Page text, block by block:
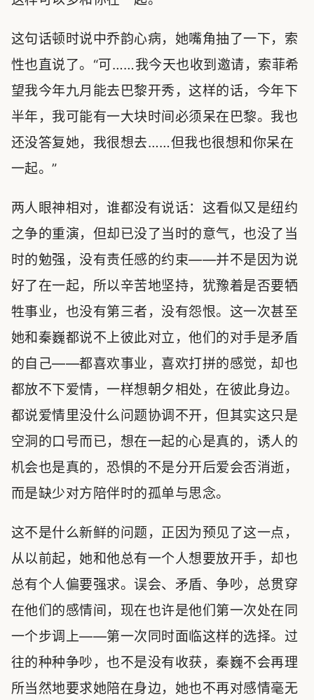
这句话顿时说中乔韵心病，她嘴角抽了一下，索
性也直说了。“可……我今天也收到邀请，索菲希
望我今年九月能去巴黎开秀，这样的话，今年下
半年，我可能有一大块时间必须呆在巴黎。我也
还没答复她，我很想去……但我也很想和你呆在
一起。”
两人眼神相对，谁都没有说话：这看似又是纽约
之争的重演，但却已没了当时的意气，也没了当
时的勉强，没有责任感的约束——并不是因为说
好了在一起，所以辛苦地坚持，犹豫着是否要牺
牲事业，也没有第三者，没有怨恨。这一次甚至
她和秦巍都说不上彼此对立，他们的对手是矛盾
的自己——都喜欢事业，喜欢打拼的感觉，却也
都放不下爱情，一样想朝夕相处，在彼此身边。
都说爱情里没什么问题协调不开，但其实这只是
空洞的口号而已，想在一起的心是真的，诱人的
机会也是真的，恐惧的不是分开后爱会否消逝，
而是缺少对方陪伴时的孤单与思念。
这不是什么新鲜的问题，正因为预见了这一点，
从以前起，她和他总有一个人想要放开手，却也
总有个人偏要强求。误会、矛盾、争吵，总贯穿
在他们的感情间，现在也许是他们第一次处在同
一个步调上——第一次同时面临这样的选择。过
往的种种争吵，也不是没有收获，秦巍不会再理
所当然地要求她陪在身边，她也不再对感情毫无